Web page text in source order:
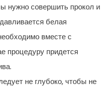
нужно совершить прокол и
белая
вместе с
процедуру придется
не глубоко, чтобы не